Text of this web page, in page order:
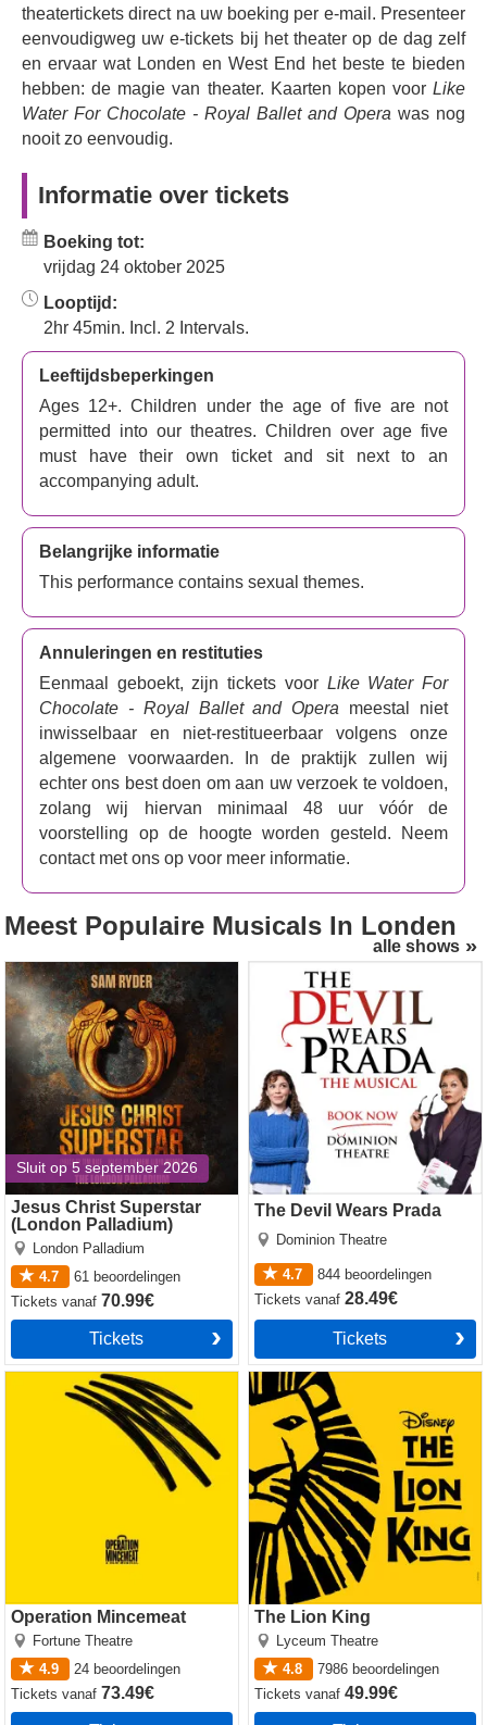
theatertickets direct na uw boeking per e-mail. Presenteer
eenvoudigweg uw e-tickets bij het theater op de dag zelf
en ervaar wat Londen en West End het beste te bieden
hebben: de magie van theater. Kaarten kopen voor Like
Water For Chocolate - Royal Ballet and Opera was nog
nooit zo eenvoudig.
Informatie over tickets
Boeking tot:
vrijdag 24 oktober 2025
Looptijd:
2hr 45min. Incl. 2 Intervals.
Leeftijdsbeperkingen
Ages 12+. Children under the age of five are not
permitted into our theatres. Children over age five
must have their own ticket and sit next to an
accompanying adult.
Belangrijke informatie
This performance contains sexual themes.
Annuleringen en restituties
Eenmaal geboekt, zijn tickets voor Like Water For
Chocolate - Royal Ballet and Opera meestal niet
inwisselbaar en niet-restitueerbaar volgens onze
algemene voorwaarden. In de praktijk zullen wij
echter ons best doen om aan uw verzoek te voldoen,
zolang wij hiervan minimaal 48 uur vóór de
voorstelling op de hoogte worden gesteld. Neem
contact met ons op voor meer informatie.
alle shows
Meest Populaire Musicals In Londen
Sluit op 5 september 2026
Jesus Christ Superstar
(London Palladium)
London Palladium
4.7
61 beoordelingen
Ticketsvanaf 70.99€
Tickets
Jesus Christ Superstar
(London Palladium)
The Devil Wears Prada
Dominion Theatre
4.7 844 beoordelingen
Ticketsvanaf28.49€
Tickets
The Devil Wears Prada
Operation Mincemeat
Fortune Theatre
4.9
24 beoordelingen
Ticketsvanaf 73.49€
Operation Mincemeat
The Lion King
Lyceum Theatre
4.8
7986 beoordelingen
Ticketsvanaf49.99€
The Lion King